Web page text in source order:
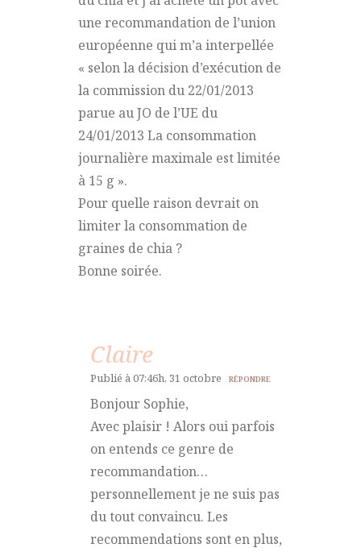
une recommandation de l’union
européenne qui m’a interpellée
« selon la décision d’exécution de
la commission du 22/01/2013
parue au JO de l’UE du
24/01/2013 La consommation
journalière maximale est limitée
à 15 g ».
Pour quelle raison devrait on
limiter la consommation de
graines de chia ?
Bonne soirée.
Claire
Publié à 07:46h, 31 octobre RÉPONDRE
Bonjour Sophie,
Avec plaisir ! Alors oui parfois
on entends ce genre de
recommandation…
personnellement je ne suis pas
du tout convaincu. Les
recommendations sont en plus,